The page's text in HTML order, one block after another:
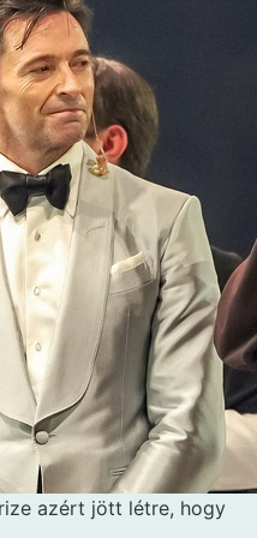
azért jött létre, hogy